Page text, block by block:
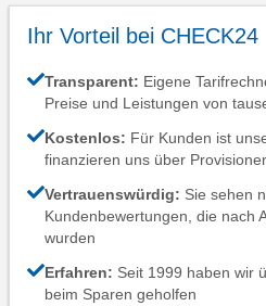
Ihr Vorteil bei CHECK24
Transparent: Eigene
Preise und Leistungen von
Kostenlos: Für Kunden ist
finanzieren uns über
Vertrauenswürdig: Sie sehen
Kundenbewertungen, die nach
wurden
Erfahren: Seit 1999 haben wir
beim Sparen geholfen